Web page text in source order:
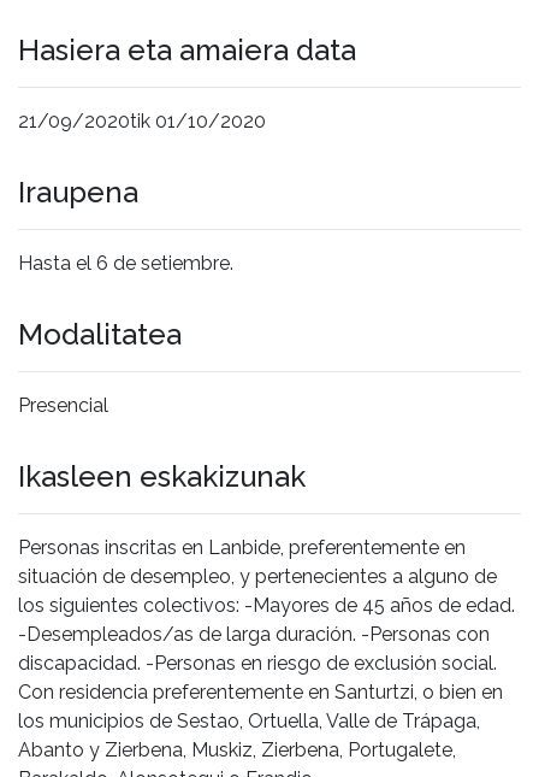
Hasiera eta amaiera data
21/09/2020tik 01/10/2020
Iraupena
Hasta el 6 de setiembre.
Modalitatea
Presencial
Ikasleen eskakizunak
Personas inscritas en Lanbide, preferentemente en
situación de desempleo, y pertenecientes a alguno de
los siguientes colectivos: -Mayores de 45 años de edad.
-Desempleados/as de larga duración. -Personas con
discapacidad. -Personas en riesgo de exclusión social.
Con residencia preferentemente en Santurtzi, o bien en
los municipios de Sestao, Ortuella, Valle de Trápaga,
Abanto y Zierbena, Muskiz, Zierbena, Portugalete,